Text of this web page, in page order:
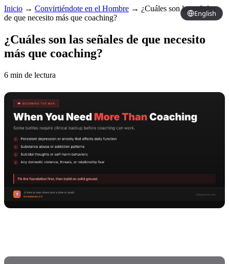
English
Inicio → Convirtiéndote en el Hombre → ¿Cuáles son las señales
de que necesito más que coaching?
¿Cuáles son las señales de que necesito
más que coaching?
6 min de lectura